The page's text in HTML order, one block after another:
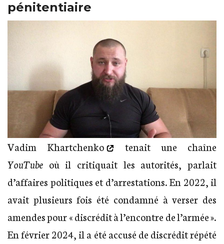
pénitentiaire
Vadim Khartchenko
tenait une chaîne
YouTube où il critiquait les autorités, parlait
d’affaires politiques et d’arrestations. En 2022, il
avait plusieurs fois été condamné à verser des
amendes pour « discrédit à l’encontre de l’armée ».
En février 2024, il a été accusé de discrédit répété